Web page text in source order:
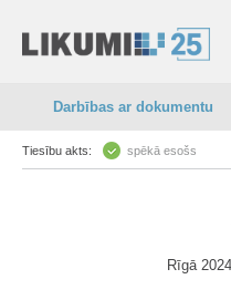
Darbības ar dokumentu
Tiesību akts: spēkā esošs
Rīgā